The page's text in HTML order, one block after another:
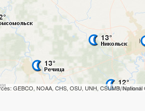
GEBCO, NOAA, CHS, OSU, UNH, CSUMB, National